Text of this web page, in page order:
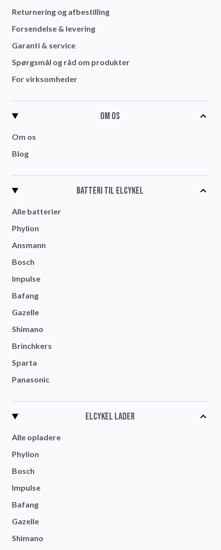
Returnering og afbestilling
Forsendelse & levering
Garanti & service
Spørgsmål og råd om produkter
For virksomheder
Om os
Om os
Blog
Batteri til elcykel
Alle batterier
Phylion
Ansmann
Bosch
Impulse
Bafang
Gazelle
Shimano
Brinchkers
Sparta
Panasonic
Elcykel lader
Alle opladere
Phylion
Bosch
Impulse
Bafang
Gazelle
Shimano